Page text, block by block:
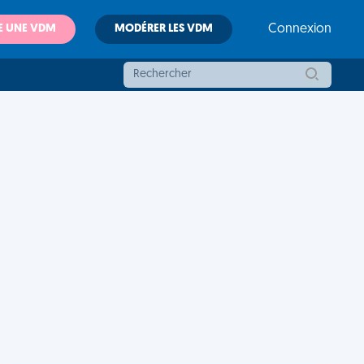
UNE VDM MODÉRER LES VDM Connexion